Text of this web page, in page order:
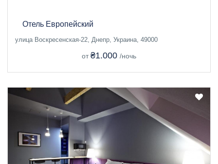
Отель Европейский
улица Воскресенская-22, Днепр, Украина, 49000
от ₴1.000 /ночь